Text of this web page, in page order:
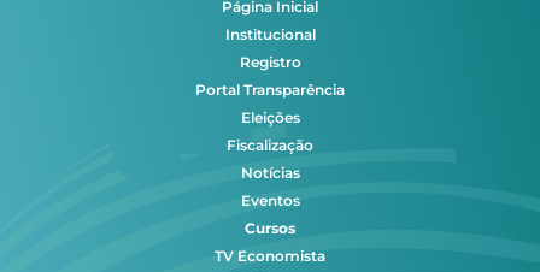
Página Inicial
Institucional
Registro
Portal Transparência
Eleições
Fiscalização
Notícias
Eventos
Cursos
TV Economista